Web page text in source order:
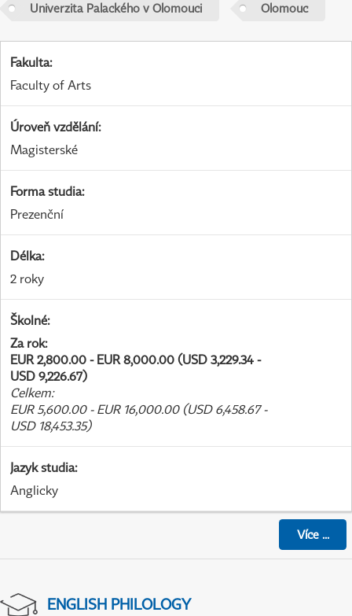
Univerzita Palackého v Olomouci Olomouc
Fakulta:
Faculty of Arts
Úroveň vzdělání:
Magisterské
Forma studia:
Prezenční
Délka:
2 roky
Školné:
Za rok:
EUR 2,800.00 - EUR 8,000.00 (USD 3,229.34 -
USD 9,226.67)
Celkem:
EUR 5,600.00 - EUR 16,000.00 (USD 6,458.67 -
USD 18,453.35)
Jazyk studia:
Anglicky
Více...
ENGLISH PHILOLOGY